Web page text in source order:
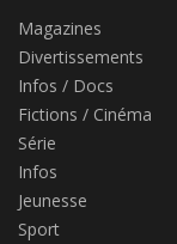
Magazines
Divertissements
Infos / Docs
Fictions / Cinéma
Série
Infos
Jeunesse
Sport